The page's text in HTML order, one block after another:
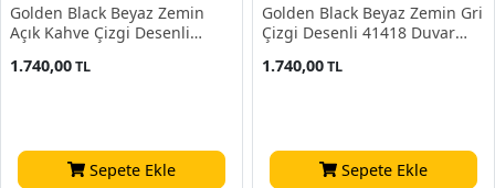
Golden Black Beyaz Zemin
Açık Kahve Çizgi Desenli
1.740,00TL
Sepete Ekle
Golden Black Beyaz Zemin Gri
Çizgi Desenli 41418 Duvar
1.740,00TL
Sepete Ekle